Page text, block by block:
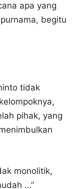
apa yang
begitu
tidak
pihak, yang
monolitik,
…”